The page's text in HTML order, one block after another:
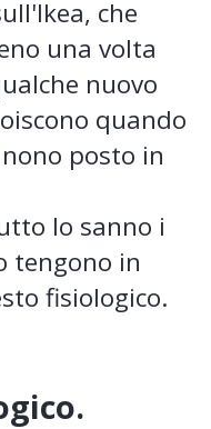
che
una volta
nuovo
quando
posto in
lo sanno i
tengono in
fisiologico.